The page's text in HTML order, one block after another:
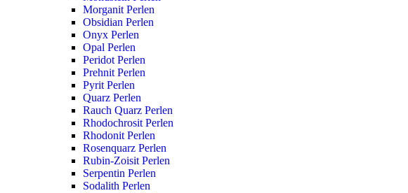
Morganit Perlen
Obsidian Perlen
Onyx Perlen
Opal Perlen
Peridot Perlen
Prehnit Perlen
Pyrit Perlen
Quarz Perlen
Rauch Quarz Perlen
Rhodochrosit Perlen
Rhodonit Perlen
Rosenquarz Perlen
Rubin-Zoisit Perlen
Serpentin Perlen
Sodalith Perlen